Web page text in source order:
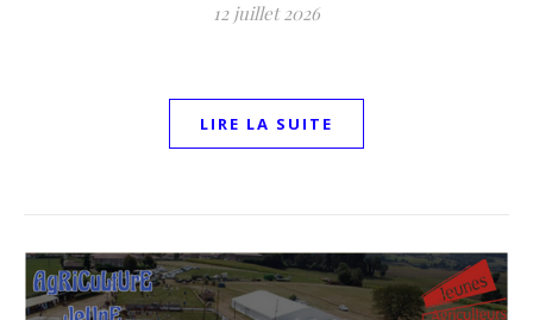
12 juillet 2026
LIRE LA SUITE